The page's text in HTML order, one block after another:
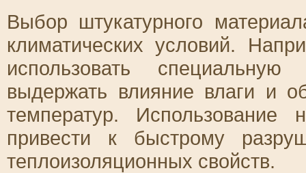
Выбор штукатурного
климатических условий.
использовать
выдержать влияние влаги и
температур. Использование
привести к быстрому
теплоизоляционных свойств.